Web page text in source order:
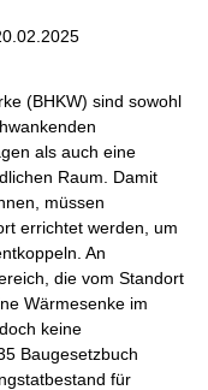
(BHKW) sind sowohl
als auch eine
Raum. Damit
müssen
errichtet werden, um
An
die vom Standort
Wärmesenke im
keine
Baugesetzbuch
für